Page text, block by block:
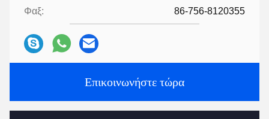
Φαξ: 86-756-8120355
Επικοινωνήστε τώρα